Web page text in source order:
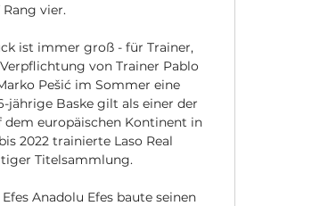
vier.
ist immer groß - für Trainer,
von Trainer Pablo
Pešić im Sommer eine
jährige Baske gilt als einer der
europäischen Kontinent in
2022 trainierte Laso Real
Titelsammlung.
Anadolu Efes baute seinen